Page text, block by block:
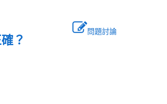
問題討論
？